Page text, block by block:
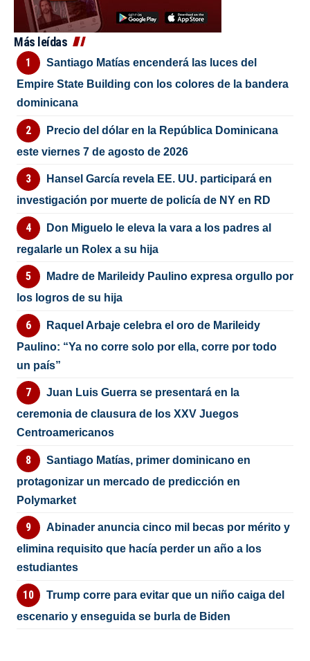
Más leídas
Santiago Matías encenderá las luces del
Empire State Building con los colores de la bandera
dominicana
Precio del dólar en la República Dominicana
este viernes 7 de agosto de 2026
Hansel García revela EE. UU. participará en
investigación por muerte de policía de NY en RD
Don Miguelo le eleva la vara a los padres al
regalarle un Rolex a su hija
Madre de Marileidy Paulino expresa orgullo por
los logros de su hija
Raquel Arbaje celebra el oro de Marileidy
Paulino: “Ya no corre solo por ella, corre por todo
un país”
Juan Luis Guerra se presentará en la
ceremonia de clausura de los XXV Juegos
Centroamericanos
Santiago Matías, primer dominicano en
protagonizar un mercado de predicción en
Polymarket
Abinader anuncia cinco mil becas por mérito y
elimina requisito que hacía perder un año a los
estudiantes
Trump corre para evitar que un niño caiga del
escenario y enseguida se burla de Biden